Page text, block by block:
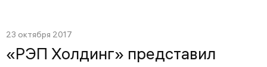
23 октября 2017
«РЭП Холдинг» представил